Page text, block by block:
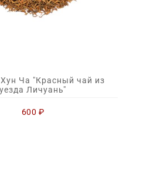
Ча "Красный чай из
уезда Личуань"
600 ₽